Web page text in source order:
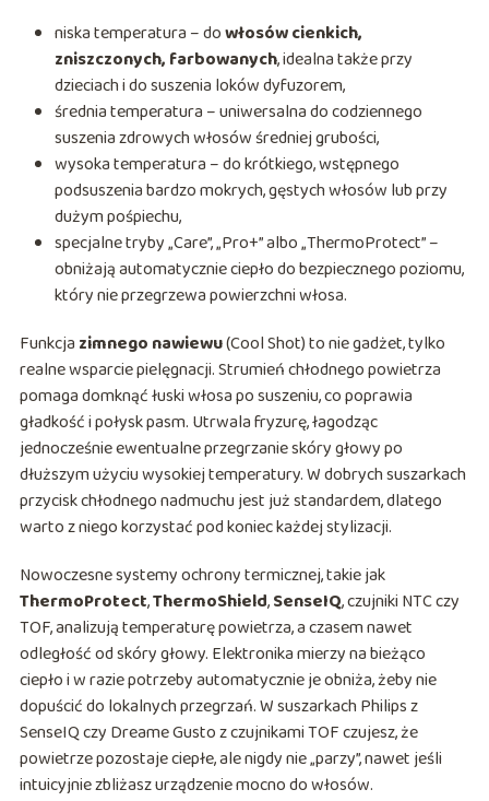
niska temperatura – dowłosów cienkich,
zniszczonych, farbowanych, idealna także przy
dzieciach i do suszenia loków dyfuzorem,
średnia temperatura – uniwersalna do codziennego
suszenia zdrowych włosów średniej grubości,
wysoka temperatura – do krótkiego, wstępnego
podsuszenia bardzo mokrych, gęstych włosów lub przy
dużym pośpiechu,
specjalne tryby „Care”, „Pro+” albo „ThermoProtect” –
obniżają automatycznie ciepło do bezpiecznego poziomu,
który nie przegrzewa powierzchni włosa.
Funkcja zimnego nawiewu(Cool Shot) to nie gadżet, tylko
realne wsparcie pielęgnacji. Strumień chłodnego powietrza
pomaga domknąć łuski włosa po suszeniu, co poprawia
gładkość i połysk pasm. Utrwala fryzurę, łagodząc
jednocześnie ewentualne przegrzanie skóry głowy po
dłuższym użyciu wysokiej temperatury. W dobrych suszarkach
przycisk chłodnego nadmuchu jest już standardem, dlatego
warto z niego korzystać pod koniec każdej stylizacji.
Nowoczesne systemy ochrony termicznej, takie jak
ThermoProtect,ThermoShield,SenseIQ, czujniki NTC czy
TOF, analizują temperaturę powietrza, a czasem nawet
odległość od skóry głowy. Elektronika mierzy na bieżąco
ciepło i w razie potrzeby automatycznie je obniża, żeby nie
dopuścić do lokalnych przegrzań. W suszarkach Philips z
SenseIQ czy Dreame Gusto z czujnikami TOF czujesz, że
powietrze pozostaje ciepłe, ale nigdy nie „parzy”, nawet jeśli
intuicyjnie zbliżasz urządzenie mocno do włosów.